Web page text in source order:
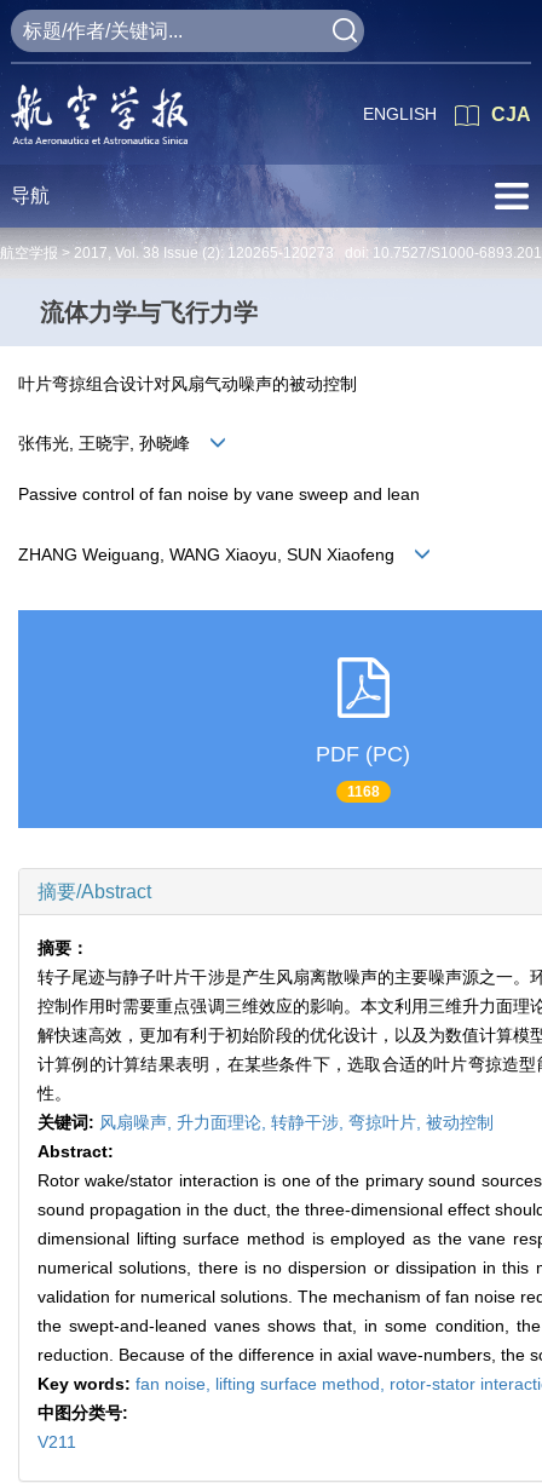
CJA
ENGLISH
导航
航空学报 > 2017, Vol. 38 Issue (2): 120265-120273 doi: 10.7527/S1000-
流体力学与飞行力学
叶片弯掠组合设计对风扇气动噪声的被动控制
张伟光, 王晓宇, 孙晓峰
Passive control of fan noise by vane sweep and lean
ZHANG Weiguang, WANG Xiaoyu, SUN Xiaofeng
PDF (PC)
1168
摘要/Abstract
摘要：
转子尾迹与静子叶片干涉是产生风扇离散噪声的主要噪声源之一
控制作用时需要重点强调三维效应的影响。本文利用三维升力面
解快速高效，更加有利于初始阶段的优化设计，以及为数值计算
计算例的计算结果表明，在某些条件下，选取合适的叶片弯掠造
性。
关键词: 风扇噪声, 升力面理论, 转静干涉, 弯掠叶片, 被动控制
Abstract:
Rotor wake/stator interaction is one of the primary sound
sound propagation in the duct, the three-dimensional effect
dimensional lifting surface method is employed as the vane
numerical solutions, there is no dispersion or dissipation in
validation for numerical solutions. The mechanism of fan noise
the swept-and-leaned vanes shows that, in some condition,
reduction. Because of the difference in axial wave-numbers, the
Key words: fan noise, lifting surface method, rotor-stator
中图分类号:
V211